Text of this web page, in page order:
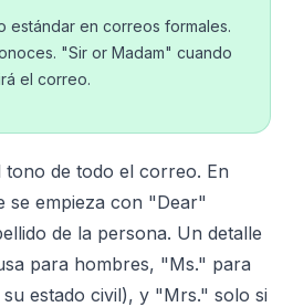
estándar en correos formales.
"Sir or Madam" cuando
el correo.
tono de todo el correo. En
se empieza con "Dear"
de la persona. Un detalle
para hombres, "Ms." para
estado civil), y "Mrs." solo si